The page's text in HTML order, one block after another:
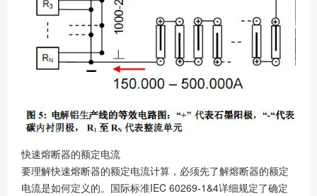
快速熔断器的额定电流
要理解快速熔断器的额定电流计算，必须先了解熔断器的额定
电流是如何定义的。国际标准IEC 60269-1&4详细规定了确定